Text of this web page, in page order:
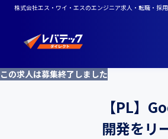
株式会社エス・ワイ・エスのエンジニア求人・転職・
この求人は募集終了しました
【PL】
開発をリ